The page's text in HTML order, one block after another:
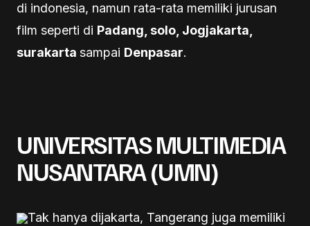
di indonesia, namun rata-rata memiliki jurusan
film seperti di Padang, solo, Jogjakarta,
surakarta sampai Denpasar.
UNIVERSITAS MULTIMEDIA
NUSANTARA (UMN)
Tak hanya dijakarta, Tangerang juga memiliki